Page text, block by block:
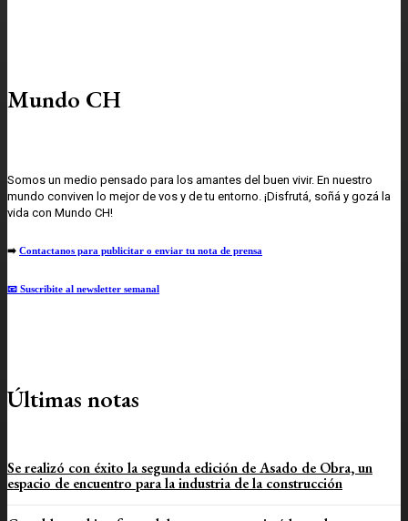
Mundo CH
Somos un medio pensado para los amantes del buen vivir. En nuestro
mundo conviven lo mejor de vos y de tu entorno. ¡Disfrutá, soñá y gozá la
vida con Mundo CH!
➡️ Contactanos para publicitar o enviar tu nota de prensa
📧 Suscribite al newsletter semanal
Últimas notas
Se realizó con éxito la segunda edición de Asado de Obra, un
espacio de encuentro para la industria de la construcción